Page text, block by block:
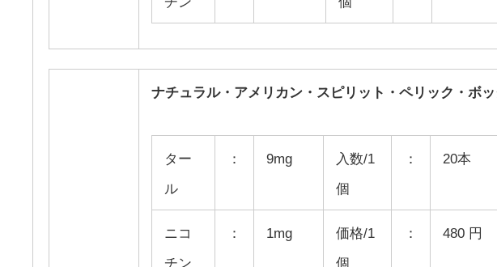
ナチュラル・アメリカン・スピリット・ペリック・ボ
ター
ル
： 9mg
入数/1
個
： 20本
ニコ
チン
： 1mg
価格/1
個
： 480 円